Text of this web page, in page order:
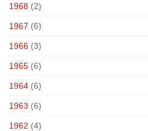
1968 (2)
1967 (6)
1966 (3)
1965 (6)
1964 (6)
1963 (6)
1962 (4)